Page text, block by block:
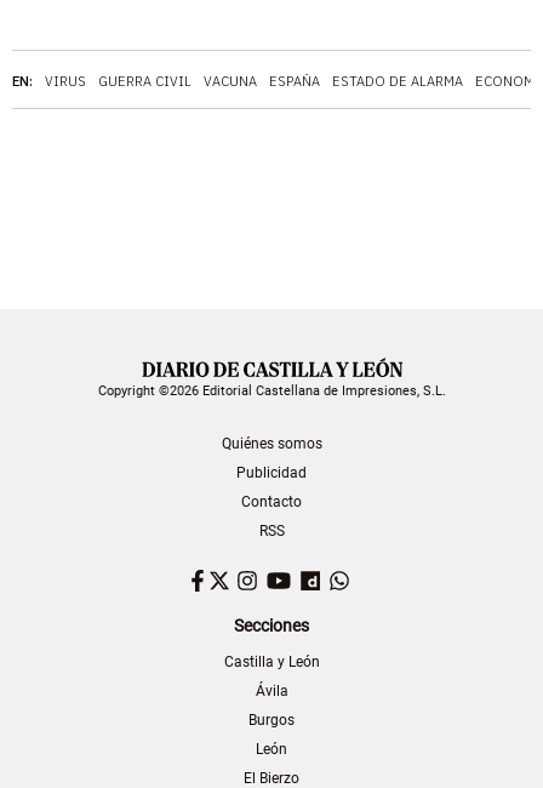
EN: VIRUS GUERRA CIVIL VACUNA ESPAÑA ESTADO DE ALARMA
Copyright ©2026 Editorial Castellana de Impresiones, S.L.
Quiénes somos
Publicidad
Contacto
RSS
Facebook
TwitterInstagram
YouTubeDailymotion
Secciones
Castilla y León
Ávila
Burgos
León
El Bierzo